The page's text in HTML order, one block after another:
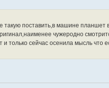
поставить,в машине планшет
чужеродно
только сейчас осенила мысль что